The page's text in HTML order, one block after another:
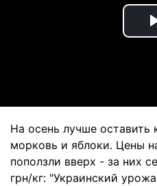
На осень лучше оставить
морковь и яблоки. Цены
поползли вверх - за них
грн/кг: "Украинский